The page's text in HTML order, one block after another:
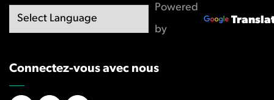
Powered
by
Connectez-vous avec nous